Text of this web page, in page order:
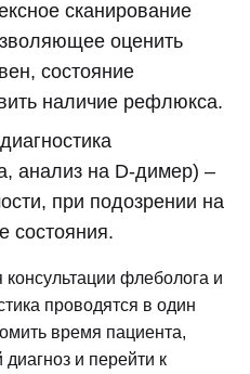
сканирование
оценить
состояние
наличие рефлюкса.
анализ на D-димер) –
при подозрении на
состояния.
флеболога и
проводятся в один
время пациента,
и перейти к